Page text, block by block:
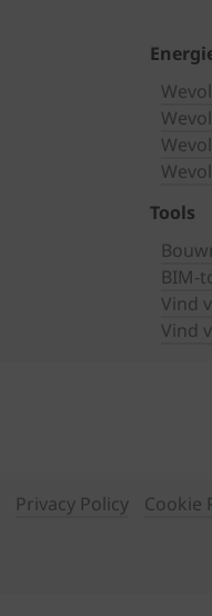
Tools
BIM-
Vind
Vind
Privacy Policy Cookie